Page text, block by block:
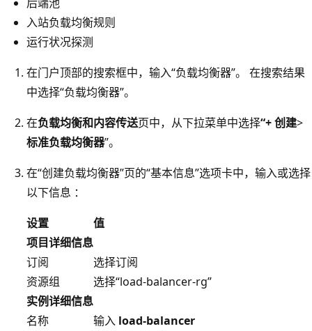
入站负载均衡规则
运行状况探测
在门户顶部的搜索框中，输入“负载均衡器”。 在搜索结果
中选择“负载均衡器”。
在负载均衡和内容传送页中，从下拉菜单中选择“+ 创建>
标准负载均衡器”。
在“创建负载均衡器”页的“基本信息”选项卡中，输入或选择
以下信息 ：
设置
值
项目详细信息
订阅
选择订阅
资源组
选择“load-balancer-rg”
实例详细信息
名称
输入 load-balancer